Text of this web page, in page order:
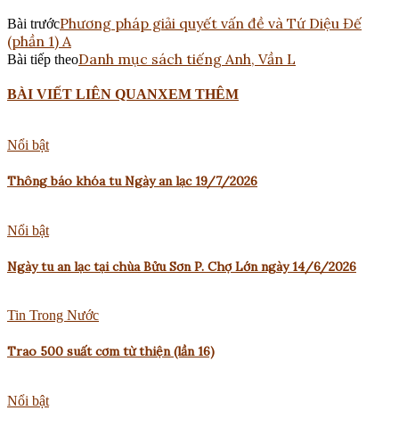
Bài trướcPhương pháp giải quyết vấn đề và Tứ Diệu Đế
(phần 1) A
Bài tiếp theoDanh mục sách tiếng Anh, Vần L
BÀI VIẾT LIÊN QUANXEM THÊM
Nổi bật
Thông báo khóa tu Ngày an lạc 19/7/2026
Nổi bật
Ngày tu an lạc tại chùa Bửu Sơn P. Chợ Lớn ngày 14/6/2026
Tin Trong Nước
Trao 500 suất cơm từ thiện (lần 16)
Nổi bật